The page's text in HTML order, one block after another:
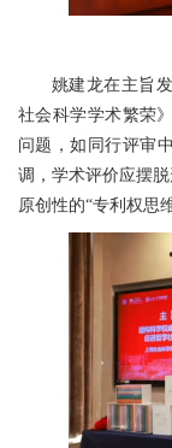
姚建龙在主旨
社会科学学术繁荣
问题，如同行评审
调，学术评价应摆
原创性的“专利权思